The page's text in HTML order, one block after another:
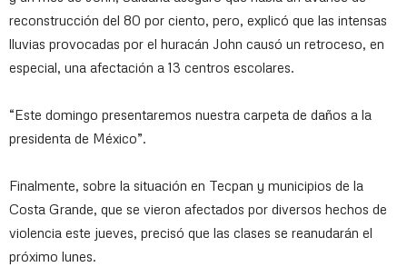
reconstrucción del 80 por ciento, pero, explicó que las intensas
lluvias provocadas por el huracán John causó un retroceso, en
especial, una afectación a 13 centros escolares.
“Este domingo presentaremos nuestra carpeta de daños a la
presidenta de México”.
Finalmente, sobre la situación en Tecpan y municipios de la
Costa Grande, que se vieron afectados por diversos hechos de
violencia este jueves, precisó que las clases se reanudarán el
próximo lunes.